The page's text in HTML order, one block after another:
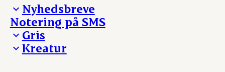
Nyhedsbreve
Madinspiration - nyhedsbrev
Notering på SMS
Gris
Ejerinformation
Kreatur